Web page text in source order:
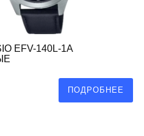
EFV-140L-1A
ПОДРОБНЕЕ